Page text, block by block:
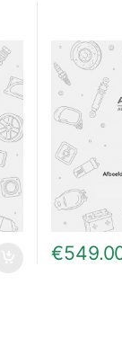
€